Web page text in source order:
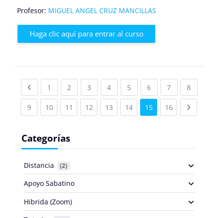
Profesor: MIGUEL ANGEL CRUZ MANCILLAS
Haga clic aquí para entrar al curso
Previous page
1 (current)
2 (current)
3 (current)
4(current)
5 (current)
6(current)
7(current)
8(current)
9(current)
10(current)
11 (current)
12(current)
13(current)
14(current)
15 16(current)
Categorías
Distancia (2)
Apoyo Sabatino
Hibrida (Zoom)